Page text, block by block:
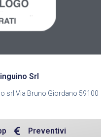
Srl
srl Via Bruno Giordano 59100
Preventivi